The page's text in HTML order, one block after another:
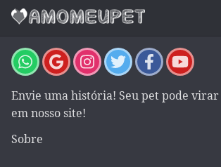
Envie uma história! Seu pet pode
em nosso site!
Sobre